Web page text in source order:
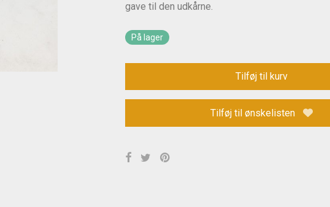
gave til den udkårne.
På lager
Tilføj til kurv
Tilføj til ønskelisten